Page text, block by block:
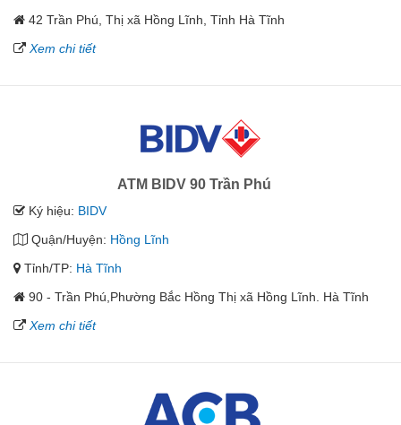
42 Trần Phú, Thị xã Hồng Lĩnh, Tỉnh Hà Tĩnh
Xem chi tiết
ATM BIDV 90 Trần Phú
Ký hiệu: BIDV
Quận/Huyện: Hồng Lĩnh
Tỉnh/TP: Hà Tĩnh
90 - Trần Phú,Phường Bắc Hồng Thị xã Hồng Lĩnh. Hà Tĩnh
Xem chi tiết